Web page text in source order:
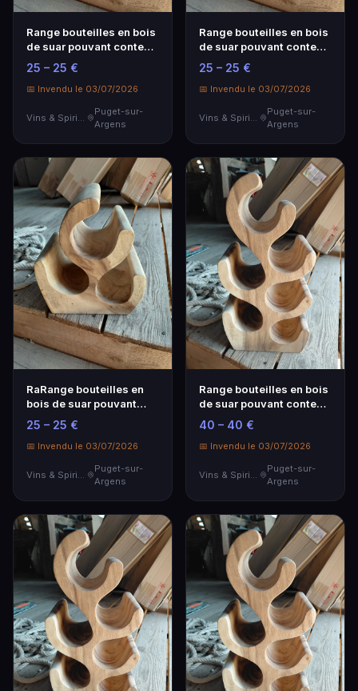
Range bouteilles en bois
de suar pouvant contenir
3 bouteilles 25x8x30 cm
25 – 25 €
📅 Invendu le 03/07/2026
Vins & Spiritueux
Puget-sur-
Argens
Range bouteilles en bois
de suar pouvant contenir
3 bouteilles 25x8x30 cm
25 – 25 €
📅 Invendu le 03/07/2026
Vins & Spiritueux
Puget-sur-
Argens
RaRange bouteilles en
bois de suar pouvant
contenir 3 bouteilles
25x8x30 cm
25 – 25 €
📅 Invendu le 03/07/2026
Vins & Spiritueux
Puget-sur-
Argens
Range bouteilles en bois
de suar pouvant contenir
6 bouteilles 28x23x50
cm
40 – 40 €
📅 Invendu le 03/07/2026
Vins & Spiritueux
Puget-sur-
Argens